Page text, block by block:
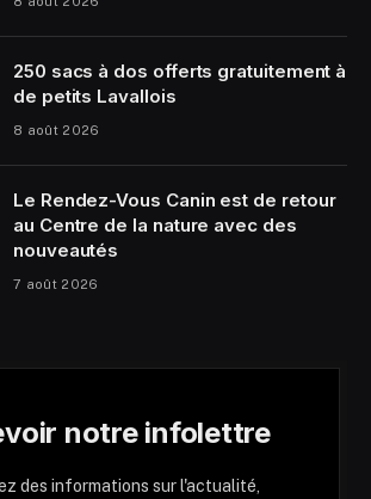
250 sacs à dos offerts gratuitement à
de petits Lavallois
8 août 2026
Le Rendez-Vous Canin est de retour
au Centre de la nature avec des
nouveautés
7 août 2026
notre infolettre
des informations sur l'actualité,